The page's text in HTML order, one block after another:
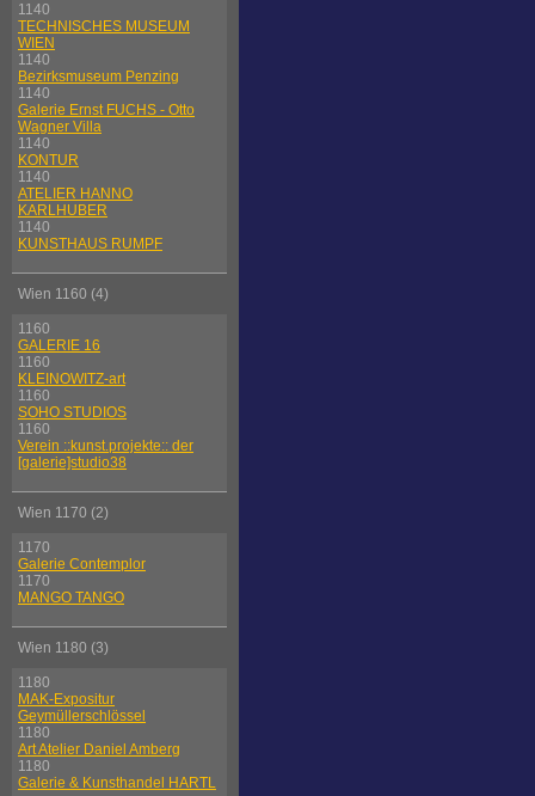
1140
TECHNISCHES MUSEUM
WIEN
1140
Bezirksmuseum Penzing
1140
Galerie Ernst FUCHS - Otto
Wagner Villa
1140
KONTUR
1140
ATELIER HANNO
KARLHUBER
1140
KUNSTHAUS RUMPF
Wien 1160 (4)
1160
GALERIE 16
1160
KLEINOWITZ-art
1160
SOHO STUDIOS
1160
Verein ::kunst.projekte:: der
[galerie]studio38
Wien 1170 (2)
1170
Galerie Contemplor
1170
MANGO TANGO
Wien 1180 (3)
1180
MAK-Expositur
Geymüllerschlössel
1180
Art Atelier Daniel Amberg
1180
Galerie & Kunsthandel HARTL